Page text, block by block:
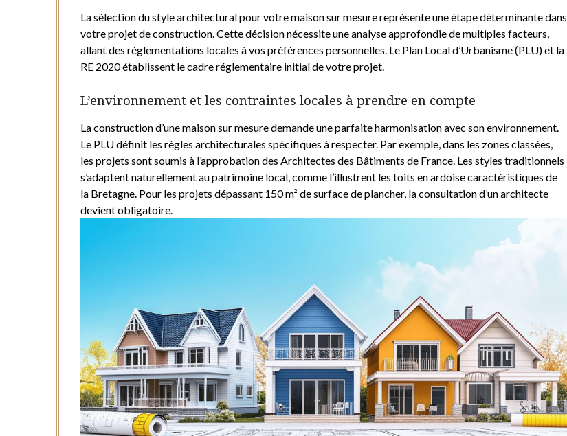
La sélection du style architectural pour votre maison sur mesure représente une étape déterminante dans
votre projet de construction. Cette décision nécessite une analyse approfondie de multiples facteurs,
allant des réglementations locales à vos préférences personnelles. Le Plan Local d’Urbanisme (PLU) et la
RE 2020 établissent le cadre réglementaire initial de votre projet.
L’environnement et les contraintes locales à prendre en compte
La construction d’une maison sur mesure demande une parfaite harmonisation avec son environnement.
Le PLU définit les règles architecturales spécifiques à respecter. Par exemple, dans les zones classées,
les projets sont soumis à l’approbation des Architectes des Bâtiments de France. Les styles traditionnels
s’adaptent naturellement au patrimoine local, comme l’illustrent les toits en ardoise caractéristiques de
la Bretagne. Pour les projets dépassant 150 m² de surface de plancher, la consultation d’un architecte
devient obligatoire.